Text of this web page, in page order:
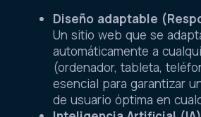
Diseño adaptable
Un sitio web que se
automáticamente a
(ordenador, tableta,
esencial para garantizar
de usuario óptima en